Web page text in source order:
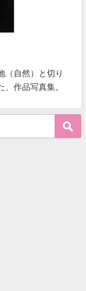
（自然）と切り
作品写真集。